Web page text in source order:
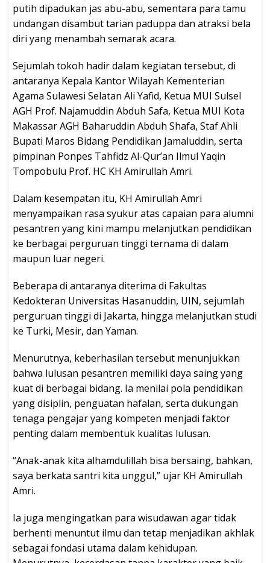
putih dipadukan jas abu-abu, sementara para tamu
undangan disambut tarian paduppa dan atraksi bela
diri yang menambah semarak acara.
Sejumlah tokoh hadir dalam kegiatan tersebut, di
antaranya Kepala Kantor Wilayah Kementerian
Agama Sulawesi Selatan Ali Yafid, Ketua MUI Sulsel
AGH Prof. Najamuddin Abduh Safa, Ketua MUI Kota
Makassar AGH Baharuddin Abduh Shafa, Staf Ahli
Bupati Maros Bidang Pendidikan Jamaluddin, serta
pimpinan Ponpes Tahfidz Al-Qur’an Ilmul Yaqin
Tompobulu Prof. HC KH Amirullah Amri.
Dalam kesempatan itu, KH Amirullah Amri
menyampaikan rasa syukur atas capaian para alumni
pesantren yang kini mampu melanjutkan pendidikan
ke berbagai perguruan tinggi ternama di dalam
maupun luar negeri.
Beberapa di antaranya diterima di Fakultas
Kedokteran Universitas Hasanuddin, UIN, sejumlah
perguruan tinggi di Jakarta, hingga melanjutkan studi
ke Turki, Mesir, dan Yaman.
Menurutnya, keberhasilan tersebut menunjukkan
bahwa lulusan pesantren memiliki daya saing yang
kuat di berbagai bidang. Ia menilai pola pendidikan
yang disiplin, penguatan hafalan, serta dukungan
tenaga pengajar yang kompeten menjadi faktor
penting dalam membentuk kualitas lulusan.
“Anak-anak kita alhamdulillah bisa bersaing, bahkan,
saya berkata santri kita unggul,” ujar KH Amirullah
Amri.
Ia juga mengingatkan para wisudawan agar tidak
berhenti menuntut ilmu dan tetap menjadikan akhlak
sebagai fondasi utama dalam kehidupan.